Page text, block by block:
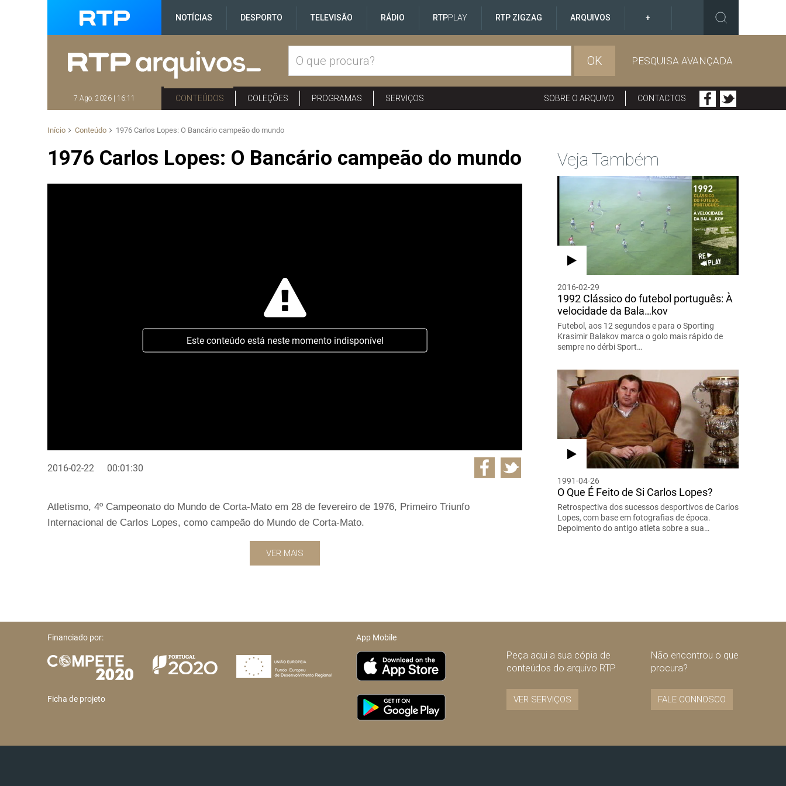
NOTÍCIAS DESPORTO TELEVISÃO RÁDIO RTPPLAY RTP ZIGZAG ARQUIVOS +
OK PESQUISA AVANÇADA
7 Ago. 2026 | 16:11 CONTEÚDOS COLEÇÕES PROGRAMAS SERVIÇOS SOBRE O ARQUIVO CONTACTOS
Início Conteúdo 1976 Carlos Lopes: O Bancário campeão do mundo
1976 Carlos Lopes: O Bancário campeão do mundo
Este conteúdo está neste momento indisponível
2016-02-22 00:01:30
Atletismo, 4º Campeonato do Mundo de Corta-Mato em 28 de fevereiro de 1976, Primeiro Triunfo
Internacional de Carlos Lopes, como campeão do Mundo de Corta-Mato.
VER MAIS
Veja Também
2016-02-29
1992 Clássico do futebol português: À
velocidade da Bala…kov
Futebol, aos 12 segundos e para o Sporting
Krasimir Balakov marca o golo mais rápido de
sempre no dérbi Sport…
1991-04-26
O Que É Feito de Si Carlos Lopes?
Retrospectiva dos sucessos desportivos de Carlos
Lopes, com base em fotografias de época.
Depoimento do antigo atleta sobre a sua…
Financiado por:
Ficha de projeto
App Mobile
Peça aqui a sua cópia de
conteúdos do arquivo RTP
VER SERVIÇOS
Não encontrou o que
procura?
FALE CONNOSCO